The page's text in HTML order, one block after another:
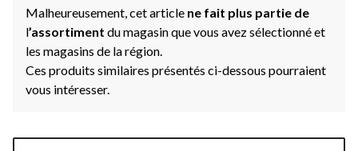
Malheureusement, cet article ne fait plus partie de
l’assortiment du magasin que vous avez sélectionné et
les magasins de la région.
Ces produits similaires présentés ci-dessous pourraient
vous intéresser.